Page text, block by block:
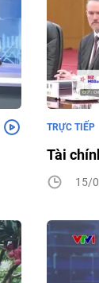
Tài
TRỰC TIẾP
15/